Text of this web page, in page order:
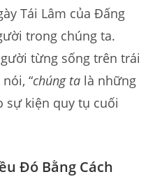
Tái Lâm của Đấng
trong chúng ta.
từng sống trên trái
“chúng ta là những
sự kiện quy tụ cuối
Đó Bằng Cách